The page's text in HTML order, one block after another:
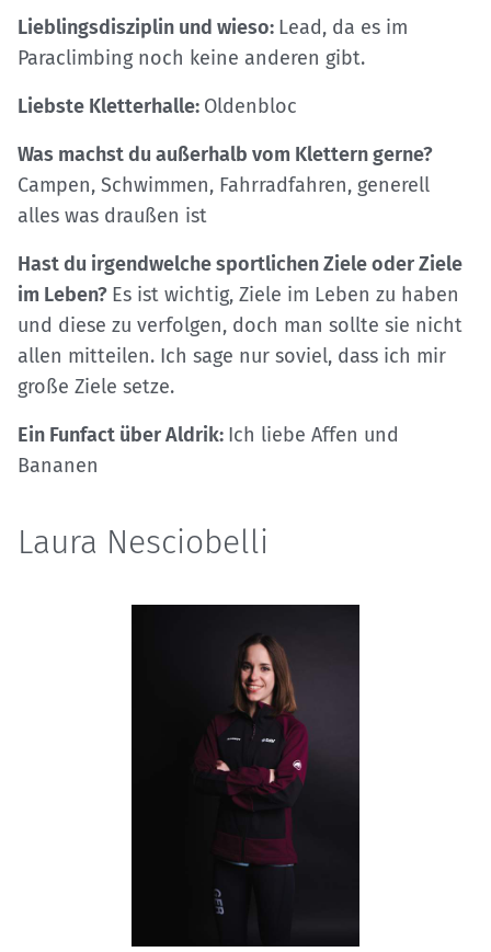
Lieblingsdisziplin und wieso: Lead, da es im
Paraclimbing noch keine anderen gibt.
Liebste Kletterhalle: Oldenbloc
Was machst du außerhalb vom Klettern gerne?
Campen, Schwimmen, Fahrradfahren, generell
alles was draußen ist
Hast du irgendwelche sportlichen Ziele oder Ziele
im Leben? Es ist wichtig, Ziele im Leben zu haben
und diese zu verfolgen, doch man sollte sie nicht
allen mitteilen. Ich sage nur soviel, dass ich mir
große Ziele setze.
Ein Funfact über Aldrik: Ich liebe Affen und
Bananen
Laura Nesciobelli